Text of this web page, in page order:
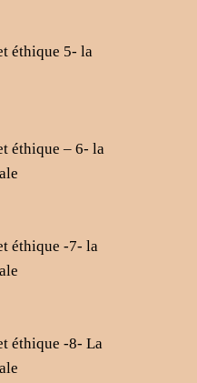
éthique 5- la
éthique – 6- la
éthique -7- la
éthique -8- La